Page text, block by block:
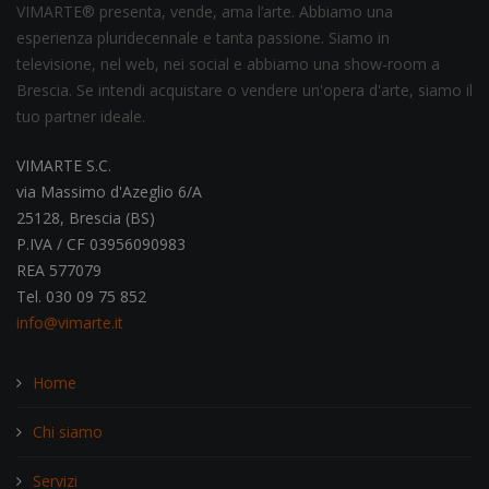
VIMARTE® presenta, vende, ama l’arte. Abbiamo una
esperienza pluridecennale e tanta passione. Siamo in
televisione, nel web, nei social e abbiamo una show-room a
Brescia. Se intendi acquistare o vendere un'opera d'arte, siamo il
tuo partner ideale.
VIMARTE S.C.
via Massimo d'Azeglio 6/A
25128, Brescia (BS)
P.IVA / CF 03956090983
REA 577079
Tel. 030 09 75 852
info@vimarte.it
Home
Chi siamo
Servizi